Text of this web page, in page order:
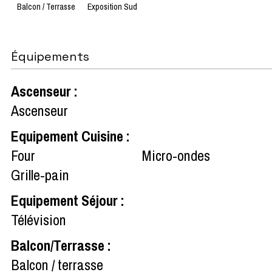
Balcon / Terrasse Exposition Sud
Équipements
Ascenseur:
Ascenseur
Equipement Cuisine :
Four
Micro-ondes
Grille-pain
Equipement Séjour:
Télévision
Balcon/Terrasse :
Balcon / terrasse